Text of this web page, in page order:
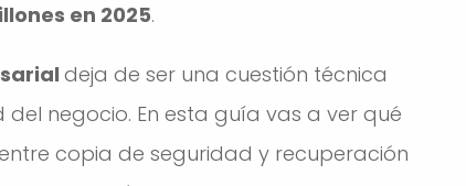
en 2025.
deja de ser una cuestión técnica
negocio. En esta guía vas a ver qué
copia de seguridad y recuperación